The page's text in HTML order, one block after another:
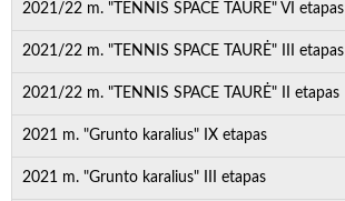
2021/22 m. "TENNIS SPACE TAURĖ" VI etapas
2021/22 m. "TENNIS SPACE TAURĖ" III etapas
2021/22 m. "TENNIS SPACE TAURĖ" II etapas
2021 m. "Grunto karalius" IX etapas
2021 m. "Grunto karalius" III etapas